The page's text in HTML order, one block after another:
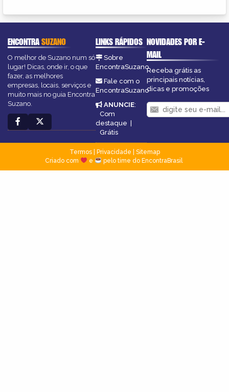
ENCONTRASUZANO
O melhor de Suzano num só
lugar! Dicas, onde ir, o que
fazer, as melhores
empresas, locais, serviços e
muito mais no guia Encontra
Suzano.
LINKS RÁPIDOS
Sobre
EncontraSuzano
Fale com o
EncontraSuzano
ANUNCIE:
Com
destaque
Grátis
NOVIDADES POR E-
MAIL
Receba grátis as
principais notícias,
dicas e promoções
Termos| Privacidade
Sitemap
Criado com
e pelo time do EncontraBrasil